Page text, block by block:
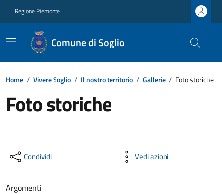
Regione Piemonte
Comune di Soglio
Home / Vivere Soglio / Il nostro territorio / Gallerie / Foto storiche
Foto storiche
Condividi Vedi azioni
Argomenti